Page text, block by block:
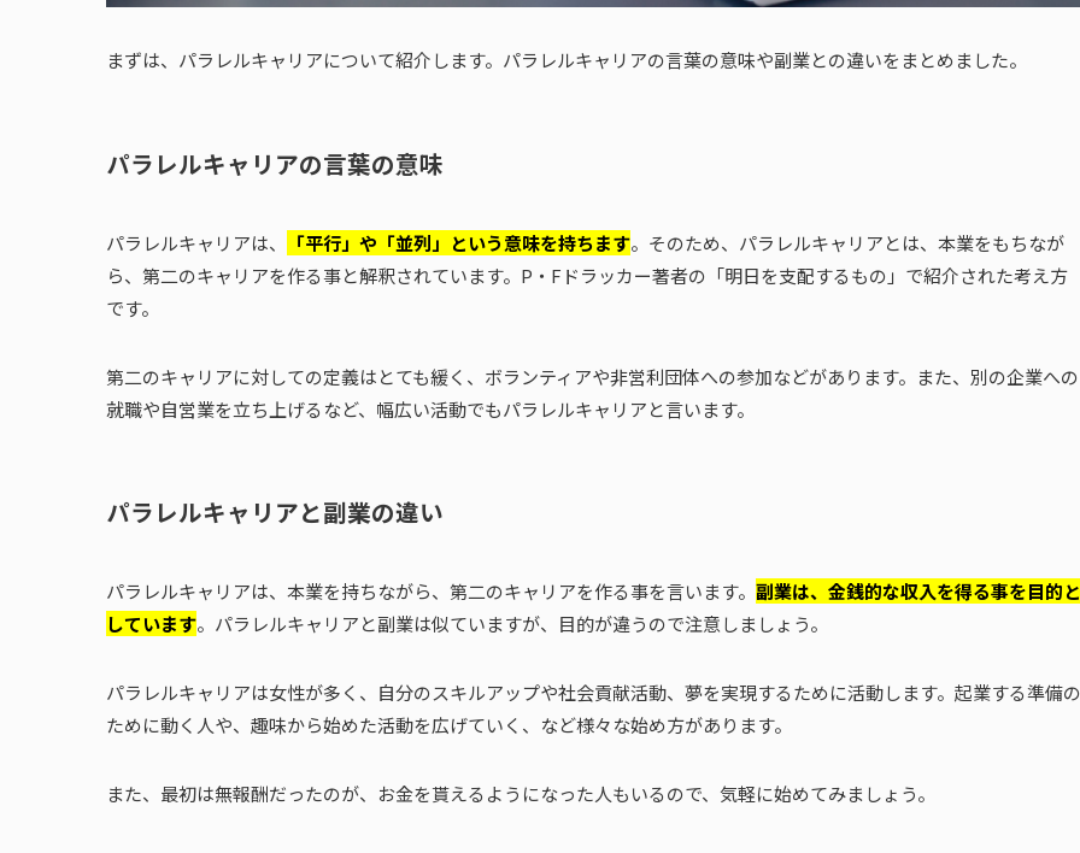
まずは、パラレルキャリアについて紹介します。パラレルキャリアの言葉の意味や副業との違いをまとめました。
パラレルキャリアの言葉の意味
パラレルキャリアは、 「平行」や「並列」という意味を持ちます。そのため、パラレルキャリアとは、本業をもちなが
ら、第二のキャリアを作る事と解釈されています。P・Fドラッカー著者の「明日を支配するもの」で紹介された考え方
です。
第二のキャリアに対しての定義はとても緩く、ボランティアや非営利団体への参加などがあります。また、別の企業への
就職や自営業を立ち上げるなど、幅広い活動でもパラレルキャリアと言います。
パラレルキャリアと副業の違い
パラレルキャリアは、本業を持ちながら、第二のキャリアを作る事を言います。 副業は、金銭的な収入を得る事を目的と
しています。パラレルキャリアと副業は似ていますが、目的が違うので注意しましょう。
パラレルキャリアは女性が多く、自分のスキルアップや社会貢献活動、夢を実現するために活動します。起業する準備の
ために動く人や、趣味から始めた活動を広げていく、など様々な始め方があります。
また、最初は無報酬だったのが、お金を貰えるようになった人もいるので、気軽に始めてみましょう。